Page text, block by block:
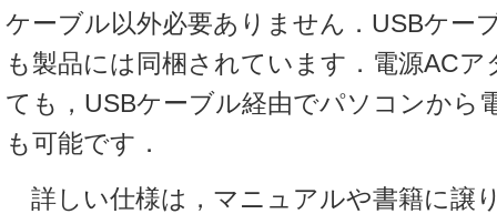
ケーブル以外必要ありません．USBケー
も製品には同梱されています．電源AC
ても，USBケーブル経由でパソコンから
も可能です．
詳しい仕様は，マニュアルや書籍に譲